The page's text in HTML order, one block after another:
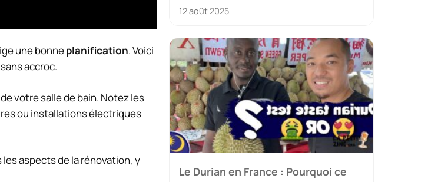
une bonneplanification. Voici
accroc.
votre salle de bain. Notez les
ou installations électriques
aspects de la rénovation, y
12 août 2025
Le Durian en France : Pourquoi ce